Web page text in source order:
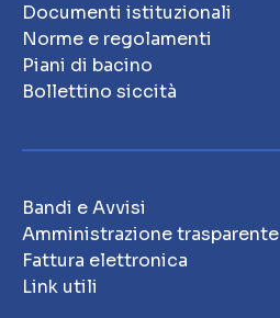
Documenti istituzionali
Norme e regolamenti
Piani di bacino
Bollettino siccità
Bandi e Avvisi
Amministrazione trasparente
Fattura elettronica
Link utili